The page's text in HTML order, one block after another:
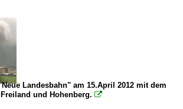
Landesbahn" am 15.April 2012 mit dem
und Hohenberg. 